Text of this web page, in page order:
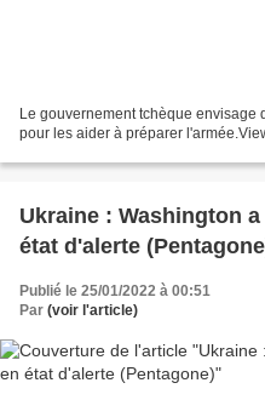
Le gouvernement tchèque envisage
pour les aider à préparer
Ukraine : Washington
état d'alerte
Publié le 25/01/2022 à 00:51
Par (voir l'article)